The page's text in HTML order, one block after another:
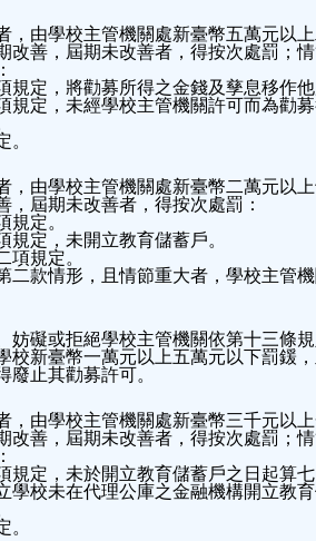
，由學校主管機關處新臺幣五萬元以
改善，屆期未改善者，得按次處罰；
規定，將勸募所得之金錢及孳息移作
規定，未經學校主管機關許可而為勸
。
，由學校主管機關處新臺幣二萬元以
，屆期未改善者，得按次處罰：
規定。
規定，未開立教育儲蓄戶。
項規定。
二款情形，且情節重大者，學校主管
妨礙或拒絕學校主管機關依第十三條
校新臺幣一萬元以上五萬元以下罰鍰
廢止其勸募許可。
，由學校主管機關處新臺幣三千元以
改善，屆期未改善者，得按次處罰；
規定，未於開立教育儲蓄戶之日起算
校未在代理公庫之金融機構開立教
。